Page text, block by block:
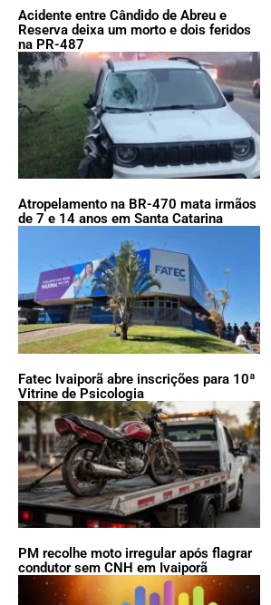
Acidente entre Cândido de Abreu e
Reserva deixa um morto e dois feridos
na PR-487
Atropelamento na BR-470 mata irmãos
de 7 e 14 anos em Santa Catarina
Fatec Ivaiporã abre inscrições para 10ª
Vitrine de Psicologia
PM recolhe moto irregular após flagrar
condutor sem CNH em Ivaiporã